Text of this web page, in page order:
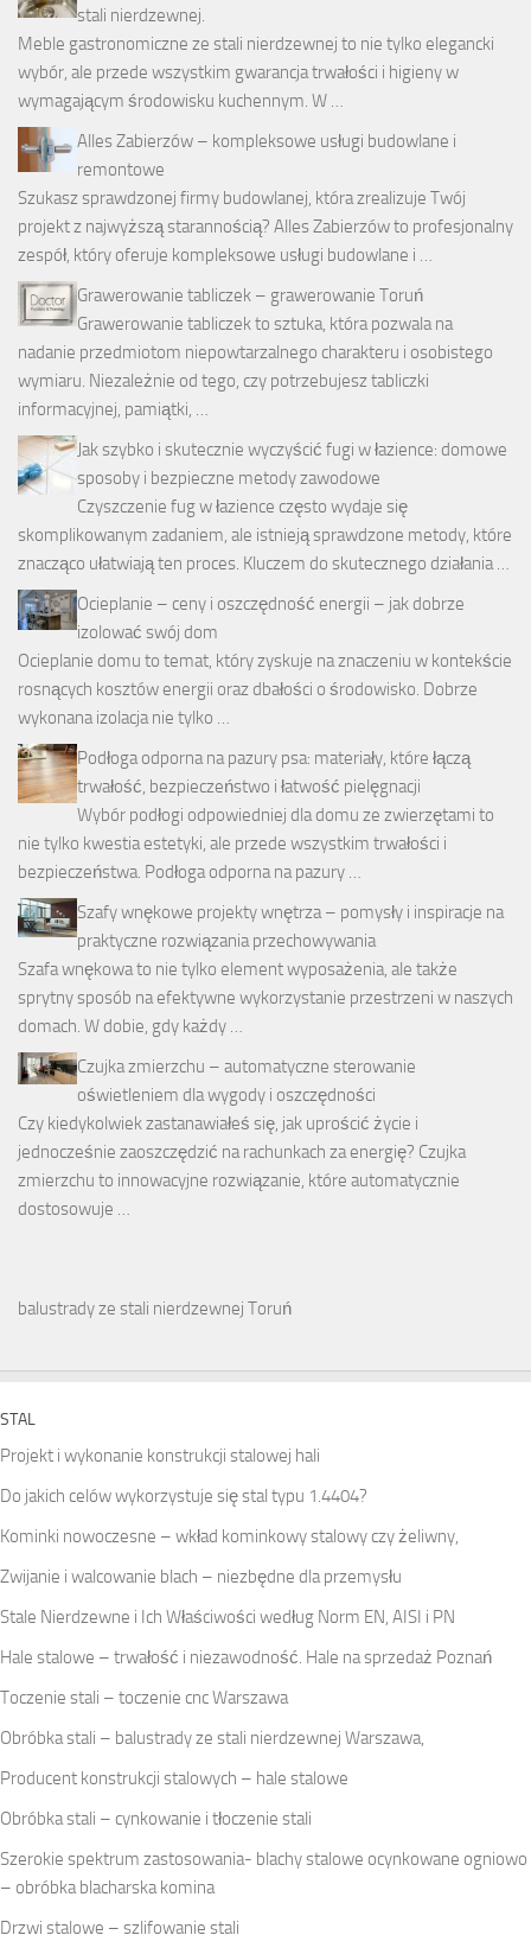
stali nierdzewnej.
Meble gastronomiczne ze stali nierdzewnej to nie tylko elegancki
wybór, ale przede wszystkim gwarancja trwałości i higieny w
wymagającym środowisku kuchennym. W …
Alles Zabierzów – kompleksowe usługi budowlane i
remontowe
Szukasz sprawdzonej firmy budowlanej, która zrealizuje Twój
projekt z najwyższą starannością? Alles Zabierzów to profesjonalny
zespół, który oferuje kompleksowe usługi budowlane i …
Grawerowanie tabliczek – grawerowanie Toruń
Grawerowanie tabliczek to sztuka, która pozwala na
nadanie przedmiotom niepowtarzalnego charakteru i osobistego
wymiaru. Niezależnie od tego, czy potrzebujesz tabliczki
informacyjnej, pamiątki, …
Jak szybko i skutecznie wyczyścić fugi w łazience: domowe
sposoby i bezpieczne metody zawodowe
Czyszczenie fug w łazience często wydaje się
skomplikowanym zadaniem, ale istnieją sprawdzone metody, które
znacząco ułatwiają ten proces. Kluczem do skutecznego działania …
Ocieplanie – ceny i oszczędność energii – jak dobrze
izolować swój dom
Ocieplanie domu to temat, który zyskuje na znaczeniu w kontekście
rosnących kosztów energii oraz dbałości o środowisko. Dobrze
wykonana izolacja nie tylko …
Podłoga odporna na pazury psa: materiały, które łączą
trwałość, bezpieczeństwo i łatwość pielęgnacji
Wybór podłogi odpowiedniej dla domu ze zwierzętami to
nie tylko kwestia estetyki, ale przede wszystkim trwałości i
bezpieczeństwa. Podłoga odporna na pazury …
Szafy wnękowe projekty wnętrza – pomysły i inspiracje na
praktyczne rozwiązania przechowywania
Szafa wnękowa to nie tylko element wyposażenia, ale także
sprytny sposób na efektywne wykorzystanie przestrzeni w naszych
domach. W dobie, gdy każdy …
Czujka zmierzchu – automatyczne sterowanie
oświetleniem dla wygody i oszczędności
Czy kiedykolwiek zastanawiałeś się, jak uprościć życie i
jednocześnie zaoszczędzić na rachunkach za energię? Czujka
zmierzchu to innowacyjne rozwiązanie, które automatycznie
dostosowuje …
balustrady ze stali nierdzewnej Toruń
STAL
Projekt i wykonanie konstrukcji stalowej hali
Do jakich celów wykorzystuje się stal typu 1.4404?
Kominki nowoczesne – wkład kominkowy stalowy czy żeliwny,
Zwijanie i walcowanie blach – niezbędne dla przemysłu
Stale Nierdzewne i Ich Właściwości według Norm EN, AISI i PN
Hale stalowe – trwałość i niezawodność. Hale na sprzedaż Poznań
Toczenie stali – toczenie cnc Warszawa
Obróbka stali – balustrady ze stali nierdzewnej Warszawa,
Producent konstrukcji stalowych – hale stalowe
Obróbka stali – cynkowanie i tłoczenie stali
Szerokie spektrum zastosowania- blachy stalowe ocynkowane ogniowo
– obróbka blacharska komina
Drzwi stalowe – szlifowanie stali